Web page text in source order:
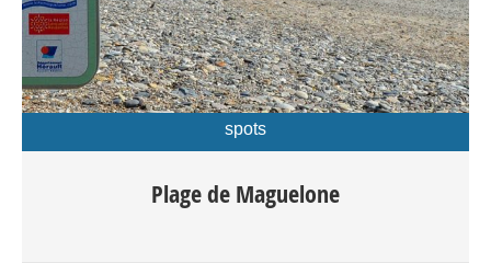
Séparant les étangs de la mer méditerranée, la
plage de Maguelone est l’une des plus sauvages
spots
Plage de Maguelone